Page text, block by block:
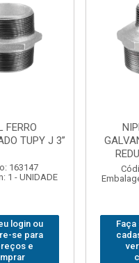
FERRO
TUPY J 3”
163147
1 - UNIDADE
login ou
se para
e
Faça